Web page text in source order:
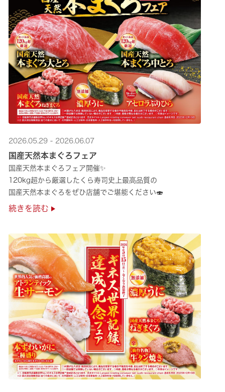
2026.05.29 - 2026.06.07
国産天然本まぐろフェア
国産天然本まぐろフェア開催✨
120kg超から厳選したくら寿司史上最高品質の
国産天然本まぐろをぜひ店舗でご堪能ください🍣
続きを読む